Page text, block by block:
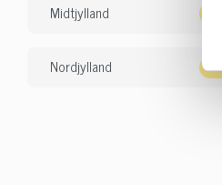
Midtjylland
Nordjylland